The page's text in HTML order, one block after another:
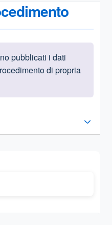
pubblicati i dati
di propria